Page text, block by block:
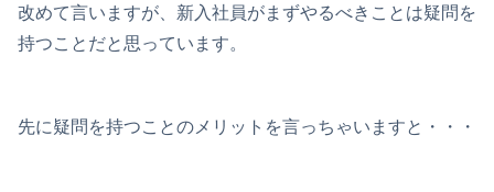
改めて言いますが、新入社員がまずやるべきことは疑問を
持つことだと思っています。
先に疑問を持つことのメリットを言っちゃいますと・・・